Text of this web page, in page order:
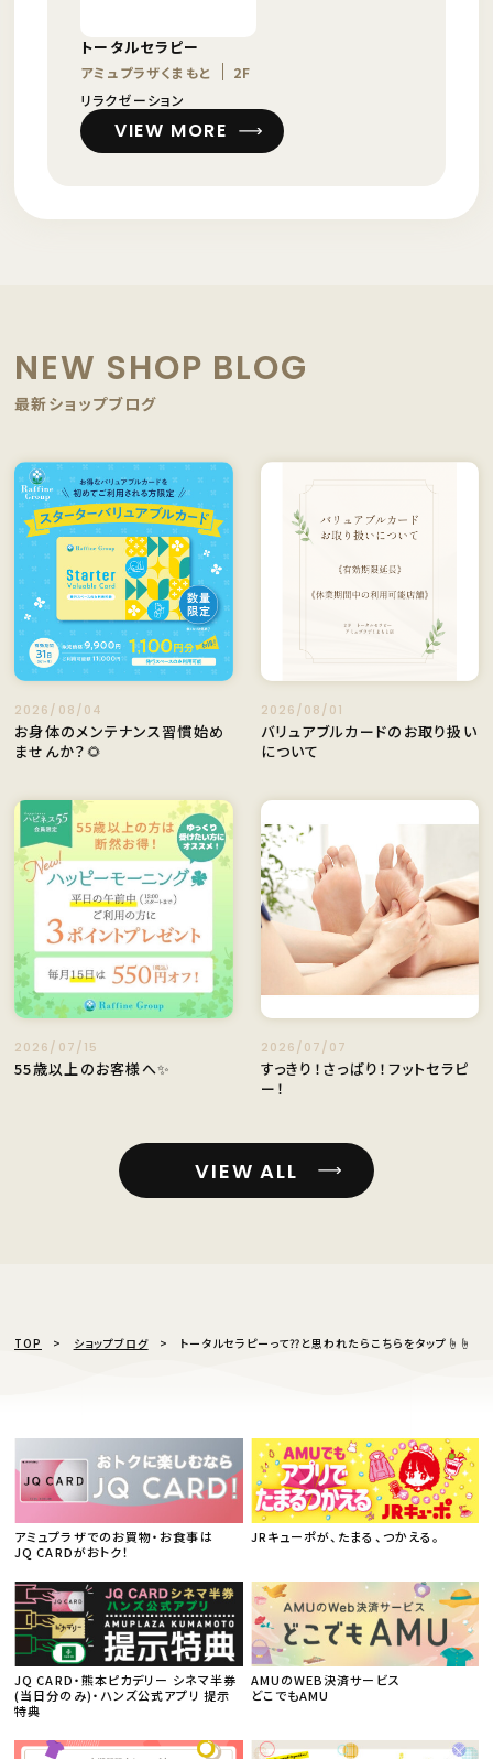
トータルセラピー
アミュプラザくまもと
2F
リラクゼーション
VIEW MORE
NEW SHOP BLOG
最新ショップブログ
2026/08/04
お身体のメンテナンス習慣始め
ませんか？🌻
2026/08/01
バリュアブルカードのお取り扱い
について
2026/07/15
55歳以上のお客様へ✨
2026/07/07
すっきり！さっぱり！フットセラピ
ー！
VIEW ALL
TOP ショップブログ トータルセラピーって⁇と思われたらこちらをタップ☝️☝️
アミュプラザでのお買物・お食事は
JQ CARDがおトク！
JRキューポが、たまる、つかえる。
JQ CARD・熊本ピカデリー シネマ半券
(当日分のみ)・ハンズ公式アプリ 提示
特典
AMUのWEB決済サービス
どこでもAMU